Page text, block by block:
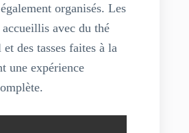
organisés. Les
accueillis avec du thé
des tasses faites à la
une expérience